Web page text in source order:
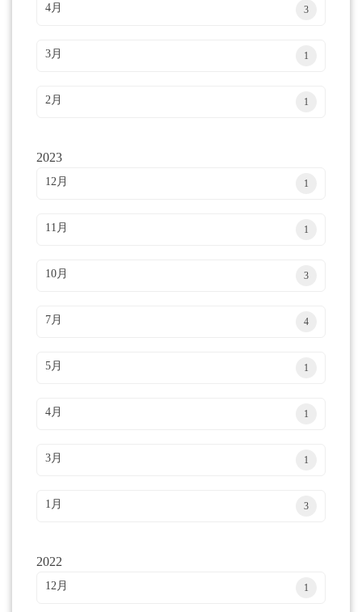
4月 3
3月 1
2月 1
2023
12月 1
11月 1
10月 3
7月 4
5月 1
4月 1
3月 1
1月 3
2022
12月 1